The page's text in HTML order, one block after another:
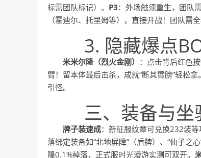
标需团队标记）。 P3：外场触须重生，团队
（霍迪尔、托里姆等），直接开战！团队需
3. 隐藏爆点
米米尔隆（烈火金刚） ：点击背后红色
臂！留本体最后击杀，成就“断其臂膀”轻松拿。
引怪。
三、装备与坐
牌子装速成：新征服纹章可兑换232装
落绑定装备如“北地屏障”（盾牌）、“仙子之
隆0.1%掉落，正式服时光漫游实测可双开。